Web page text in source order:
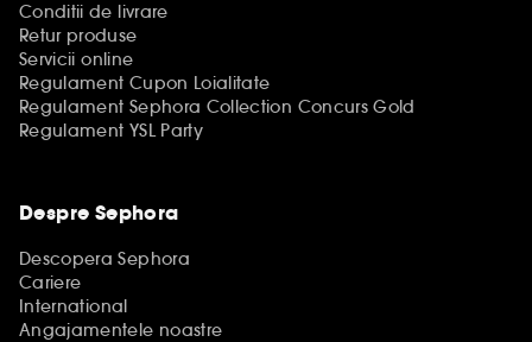
Conditii de livrare
Retur produse
Servicii online
Regulament Cupon Loialitate
Regulament Sephora Collection Concurs Gold
Regulament YSL Party
Despre Sephora
Descopera Sephora
Cariere
International
Angajamentele noastre